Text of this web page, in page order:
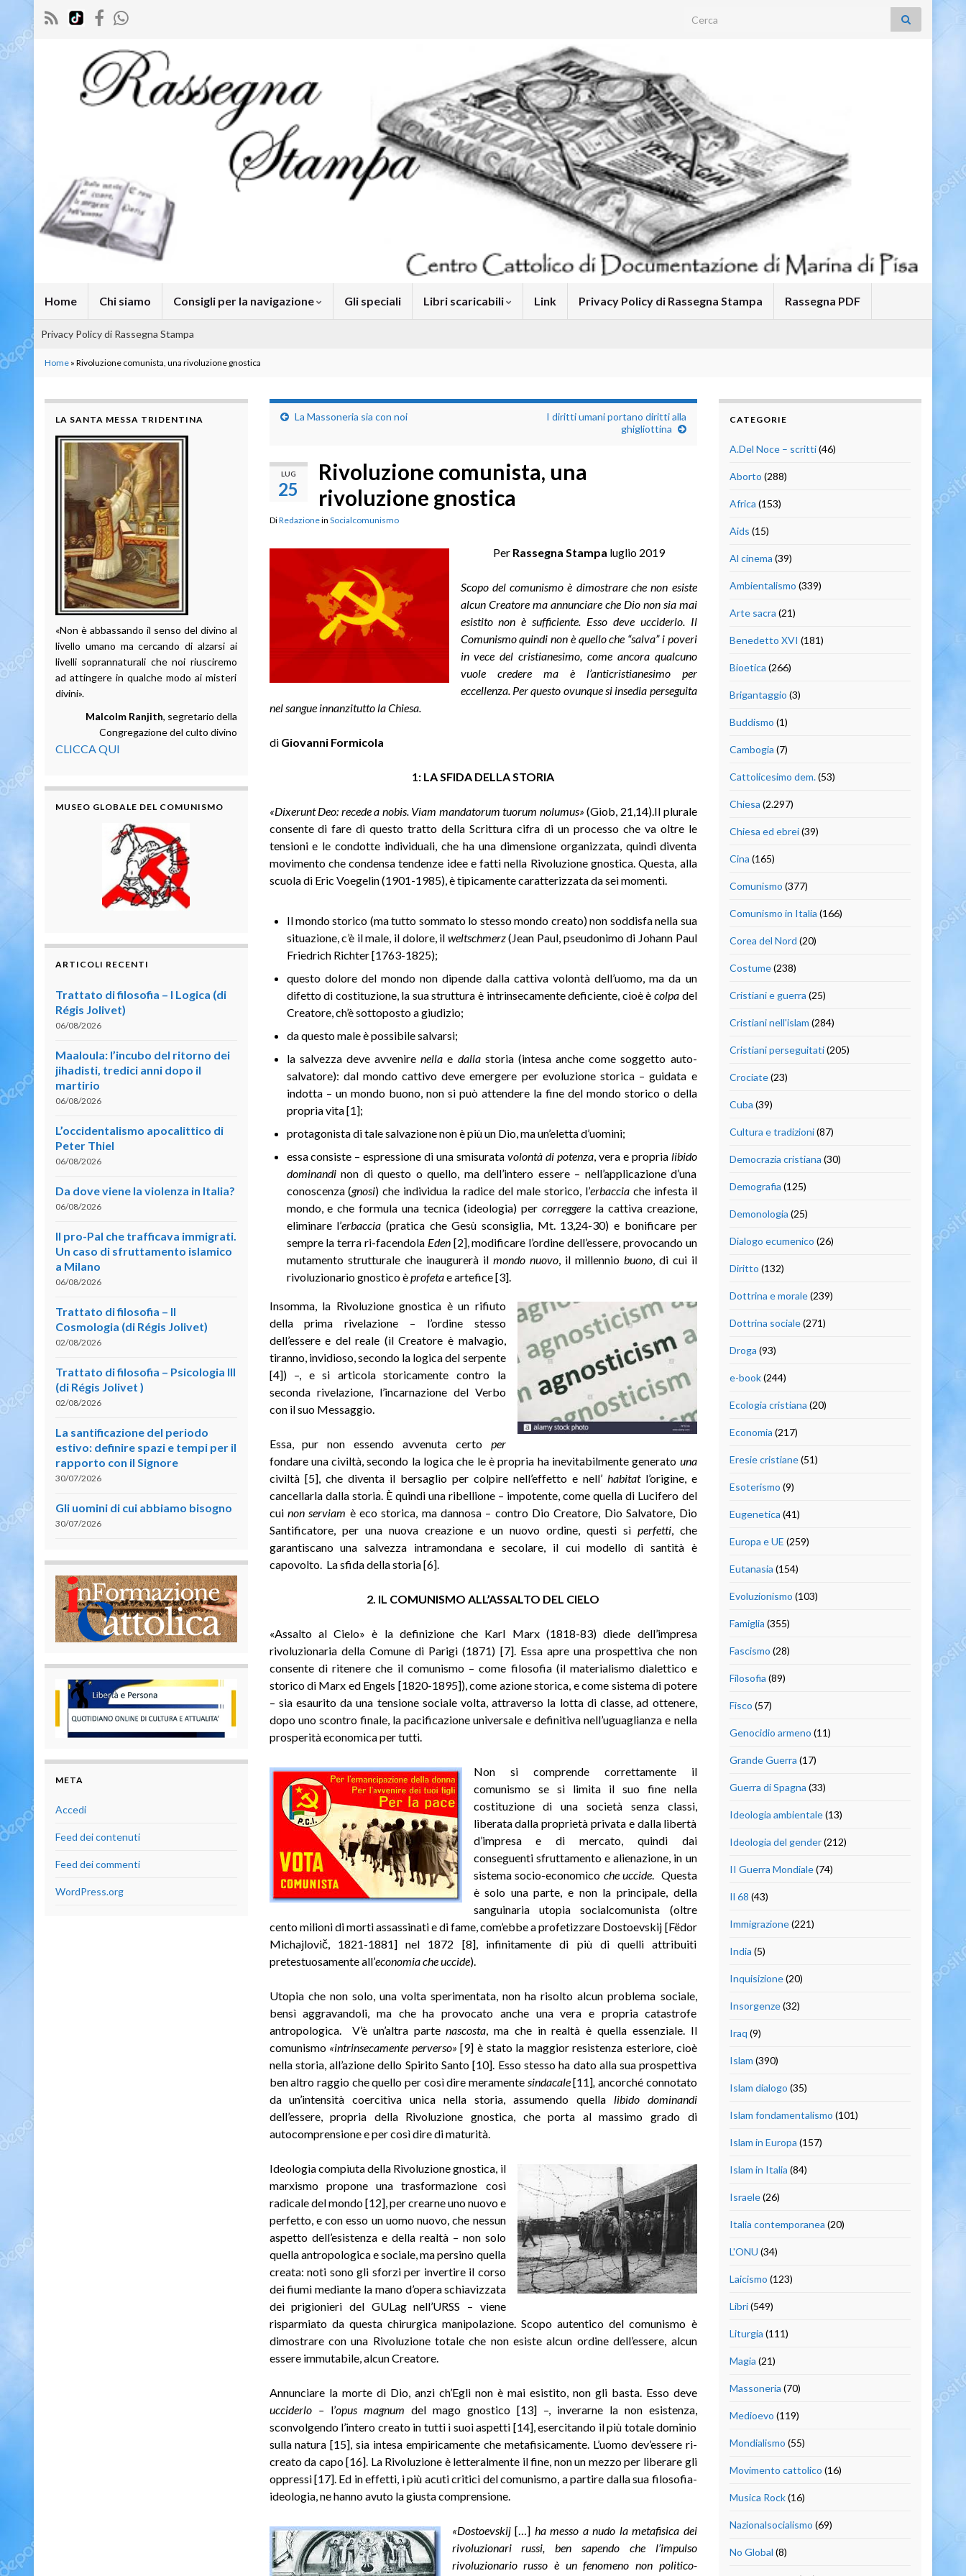
Search for:
Home Chi siamo Consigli per la navigazione Gli speciali Libri scaricabili Link Privacy Policy di Rassegna Stampa Rassegna PDF
Privacy Policy di Rassegna Stampa
Home » Rivoluzione comunista, una rivoluzione gnostica
La Massoneria sia con noi
I diritti umani portano diritti alla
ghigliottina
LUG
25
Rivoluzione comunista, una
rivoluzione gnostica
DiRedazionein Socialcomunismo
Per Rassegna Stampa luglio 2019
Scopo del comunismo è dimostrare che non esiste
alcun Creatore ma annunciare che Dio non sia mai
esistito non è sufficiente. Esso deve ucciderlo. Il
Comunismo quindi non è quello che “salva” i poveri
in vece del cristianesimo, come ancora qualcuno
vuole credere ma è l’anticristianesimo per
eccellenza. Per questo ovunque si insedia perseguita
nel sangue innanzitutto la Chiesa.
di Giovanni Formicola
1: LA SFIDA DELLA STORIA
«Dixerunt Deo: recede a nobis. Viam mandatorum tuorum nolumus»(Giob, 21,14).Il plurale
consente di fare di questo tratto della Scrittura cifra di un processo che va oltre le
tensioni e le condotte individuali, che ha una dimensione organizzata, quindi diventa
movimento che condensa tendenze idee e fatti nella Rivoluzione gnostica. Questa, alla
scuola di Eric Voegelin (1901-1985), è tipicamente caratterizzata da sei momenti.
Il mondo storico (ma tutto sommato lo stesso mondo creato) non soddisfa nella sua
situazione, c’è il male, il dolore, il weltschmerz(Jean Paul, pseudonimo di Johann Paul
Friedrich Richter [1763-1825);
questo dolore del mondo non dipende dalla cattiva volontà dell’uomo, ma da un
difetto di costituzione, la sua struttura è intrinsecamente deficiente, cioè è colpadel
Creatore, ch’è sottoposto a giudizio;
da questo male è possibile salvarsi;
la salvezza deve avvenirenellae dalla storia (intesa anche come soggetto auto-
salvatore): dal mondo cattivo deve emergere per evoluzione storica – guidata e
indotta – un mondo buono, non si può attendere la fine del mondo storico o della
propria vita [1];
protagonista di tale salvazione non è più un Dio, ma un’eletta d’uomini;
essa consiste – espressione di una smisurata volontà di potenza, vera e propria libido
dominandinon di questo o quello, ma dell’intero essere – nell’applicazione d’una
conoscenza (gnosi) che individua la radice del male storico, l’erbacciache infesta il
mondo, e che formula una tecnica (ideologia) per correggere la cattiva creazione,
eliminare l’erbaccia (pratica che Gesù sconsiglia, Mt. 13,24-30) e bonificare per
sempre la terra ri-facendola Eden [2], modificare l’ordine dell’essere, provocando un
mutamento strutturale che inaugurerà il mondo nuovo, il millennio buono, di cui il
rivoluzionario gnostico èprofetae artefice [3].
Insomma, la Rivoluzione gnostica è un rifiuto
della prima rivelazione – l’ordine stesso
dell’essere e del reale (il Creatore è malvagio,
tiranno, invidioso, secondo la logica del serpente
[4]) –, e si articola storicamente contro la
seconda rivelazione, l’incarnazione del Verbo
con il suo Messaggio.
Essa, pur non essendo avvenuta certo per
fondare una civiltà, secondo la logica che le è propria ha inevitabilmente generato una
civiltà [5], che diventa il bersaglio per colpire nell’effetto e nell’ habitatl’origine, e
cancellarla dalla storia. È quindi una ribellione – impotente, come quella di Lucifero del
cui non serviam è eco storica, ma dannosa – contro Dio Creatore, Dio Salvatore, Dio
Santificatore, per una nuova creazione e un nuovo ordine, questi sì perfetti, che
garantiscano una salvezza intramondana e secolare, il cui modello di santità è
capovolto. La sfida della storia [6].
2. IL COMUNISMO ALL’ASSALTO DEL CIELO
«Assalto al Cielo» è la definizione che Karl Marx (1818-83) diede dell’impresa
rivoluzionaria della Comune di Parigi (1871) [7]. Essa apre una prospettiva che non
consente di ritenere che il comunismo – come filosofia (il materialismo dialettico e
storico di Marx ed Engels [1820-1895]), come azione storica, e come sistema di potere
– sia esaurito da una tensione sociale volta, attraverso la lotta di classe, ad ottenere,
dopo uno scontro finale, la pacificazione universale e definitiva nell’uguaglianza e nella
prosperità economica per tutti.
Non si comprende correttamente il
comunismo se si limita il suo fine nella
costituzione di una società senza classi,
liberata dalla proprietà privata e dalla libertà
d’impresa e di mercato, quindi dai
conseguenti sfruttamento e alienazione, in un
sistema socio-economico che uccide . Questa
è solo una parte, e non la principale, della
sanguinaria utopia socialcomunista (oltre
cento milioni di morti assassinati e di fame, com’ebbe a profetizzare Dostoevskij [Fëdor
Michajlovič, 1821-1881] nel 1872 [8], infinitamente di più di quelli attribuiti
pretestuosamente all’economia che uccide).
Utopia che non solo, una volta sperimentata, non ha risolto alcun problema sociale,
bensì aggravandoli, ma che ha provocato anche una vera e propria catastrofe
antropologica. V’è un’altra partenascosta , ma che in realtà è quella essenziale. Il
comunismo «intrinsecamente perverso»[9] è stato la maggior resistenza esteriore, cioè
nella storia, all’azione dello Spirito Santo [10]. Esso stesso ha dato alla sua prospettiva
ben altro raggio che quello per così dire meramente sindacale[11] ancorché connotato
da un’intensità coercitiva unica nella storia, assumendo quella libido dominandi
dell’essere, propria della Rivoluzione gnostica, che porta al massimo grado di
autocomprensione e per così dire di maturità.
Ideologia compiuta della Rivoluzione gnostica, il
marxismo propone una trasformazione così
radicale del mondo [12], per crearne uno nuovo e
perfetto, e con esso un uomo nuovo, che nessun
aspetto dell’esistenza e della realtà – non solo
quella antropologica e sociale, ma persino quella
creata: noti sono gli sforzi per invertire il corso
dei fiumi mediante la mano d’opera schiavizzata
dei prigionieri del GULag nell’URSS – viene
risparmiato da questa chirurgica manipolazione. Scopo autentico del comunismo è
dimostrare con una Rivoluzione totale che non esiste alcun ordine dell’essere, alcun
essere immutabile, alcun Creatore.
Annunciare la morte di Dio, anzi ch’Egli non è mai esistito, non gli basta. Esso deve
ucciderlo – l’opus magnum del mago gnostico [13] –, inverarne la non esistenza,
sconvolgendo l’intero creato in tutti i suoi aspetti [14], esercitando il più totale dominio
sulla natura [15], sia intesa empiricamente che metafisicamente. L’uomo dev’essere ri-
creato da capo [16]. La Rivoluzione è letteralmente il fine, non un mezzo per liberare gli
oppressi [17]. Ed in effetti, i più acuti critici del comunismo, a partire dalla sua filosofia-
ideologia, ne hanno avuto la giusta comprensione.
«Dostoevskij […] ha messo a nudo la metafisica dei
rivoluzionari russi, ben sapendo che l’impulso
rivoluzionario russo è un fenomeno non politico-
LA SANTA MESSA TRIDENTINA
«Non è abbassando il senso del divino al
livello umano ma cercando di alzarsi ai
livelli soprannaturali che noi riusciremo
ad attingere in qualche modo ai misteri
divini».
Malcolm Ranjith, segretario della
Congregazione del culto divino
CLICCA QUI
MUSEO GLOBALE DEL COMUNISMO
ARTICOLI RECENTI
Trattato di filosofia – I Logica (di
Régis Jolivet)
06/08/2026
Maaloula: l’incubo del ritorno dei
jihadisti, tredici anni dopo il
martirio
06/08/2026
L’occidentalismo apocalittico di
Peter Thiel
06/08/2026
Da dove viene la violenza in Italia?
06/08/2026
Il pro-Pal che trafficava immigrati.
Un caso di sfruttamento islamico
a Milano
06/08/2026
Trattato di filosofia – II
Cosmologia (di Régis Jolivet)
02/08/2026
Trattato di filosofia – Psicologia III
(di Régis Jolivet )
02/08/2026
La santificazione del periodo
estivo: definire spazi e tempi per il
rapporto con il Signore
30/07/2026
Gli uomini di cui abbiamo bisogno
30/07/2026
META
Accedi
Feed dei contenuti
Feed dei commenti
WordPress.org
CATEGORIE
A.Del Noce – scritti(46)
Aborto (288)
Africa (153)
Aids (15)
Al cinema (39)
Ambientalismo (339)
Arte sacra (21)
Benedetto XVI (181)
Bioetica (266)
Brigantaggio (3)
Buddismo (1)
Cambogia (7)
Cattolicesimo dem.(53)
Chiesa (2.297)
Chiesa ed ebrei(39)
Cina (165)
Comunismo (377)
Comunismo in Italia (166)
Corea del Nord (20)
Costume(238)
Cristiani e guerra (25)
Cristiani nell'islam (284)
Cristiani perseguitati(205)
Crociate(23)
Cuba (39)
Cultura e tradizioni(87)
Democrazia cristiana (30)
Demografia (125)
Demonologia (25)
Dialogo ecumenico (26)
Diritto (132)
Dottrina e morale(239)
Dottrina sociale(271)
Droga (93)
e-book(244)
Ecologia cristiana (20)
Economia (217)
Eresie cristiane(51)
Esoterismo (9)
Eugenetica (41)
Europa e UE (259)
Eutanasia (154)
Evoluzionismo (103)
Famiglia (355)
Fascismo (28)
Filosofia (89)
Fisco (57)
Genocidio armeno (11)
Grande Guerra (17)
Guerra di Spagna (33)
Ideologia ambientale(13)
Ideologia del gender(212)
II Guerra Mondiale(74)
Il 68 (43)
Immigrazione(221)
India (5)
Inquisizione(20)
Insorgenze(32)
Iraq (9)
Islam (390)
Islam dialogo (35)
Islam fondamentalismo (101)
Islam in Europa (157)
Islam in Italia (84)
Israele(26)
Italia contemporanea (20)
L'ONU (34)
Laicismo (123)
Libri(549)
Liturgia (111)
Magia (21)
Massoneria (70)
Medioevo (119)
Mondialismo (55)
Movimento cattolico (16)
Musica Rock(16)
Nazionalsocialismo (69)
No Global (8)